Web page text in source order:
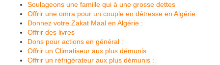
Soulageons une famille qui à une grosse dettes
Offrir une omra pour un couple en détresse en Algérie
Donnez votre Zakat Maal en Algérie :
Offrir des livres
Dons pour actions en général :
Offrir un Climatiseur aux plus démunis
Offrir un réfrigérateur aux plus démunis :